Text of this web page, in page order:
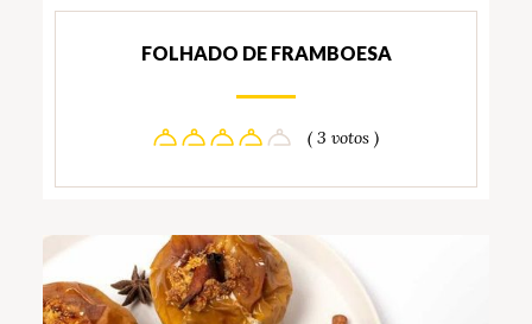
FOLHADO DE FRAMBOESA
( 3 votos )